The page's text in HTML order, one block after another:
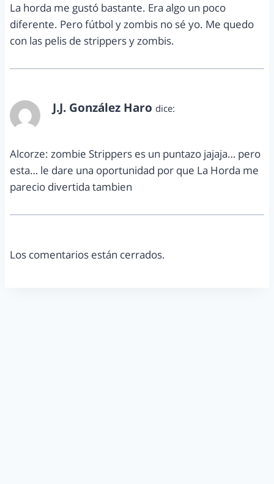
La horda me gustó bastante. Era algo un poco
diferente. Pero fútbol y zombis no sé yo. Me quedo
con las pelis de strippers y zombis.
J.J. González Haro dice:
Alcorze: zombie Strippers es un puntazo jajaja… pero
esta… le dare una oportunidad por que La Horda me
parecio divertida tambien
Los comentarios están cerrados.